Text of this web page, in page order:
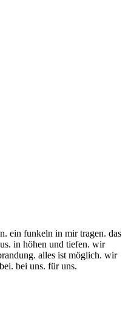
ein funkeln in mir tragen. das
in höhen und tiefen. wir
alles ist möglich. wir
bei uns. für uns.